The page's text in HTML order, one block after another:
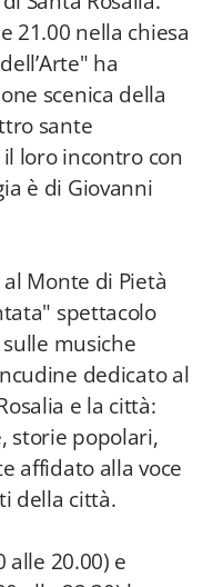
21.00 nella chiesa
ha
scenica della
sante
loro incontro con
è di Giovanni
Monte di Pietà
spettacolo
musiche
dedicato al
e la città:
storie popolari,
affidato alla voce
della città.
alle 20.00) e